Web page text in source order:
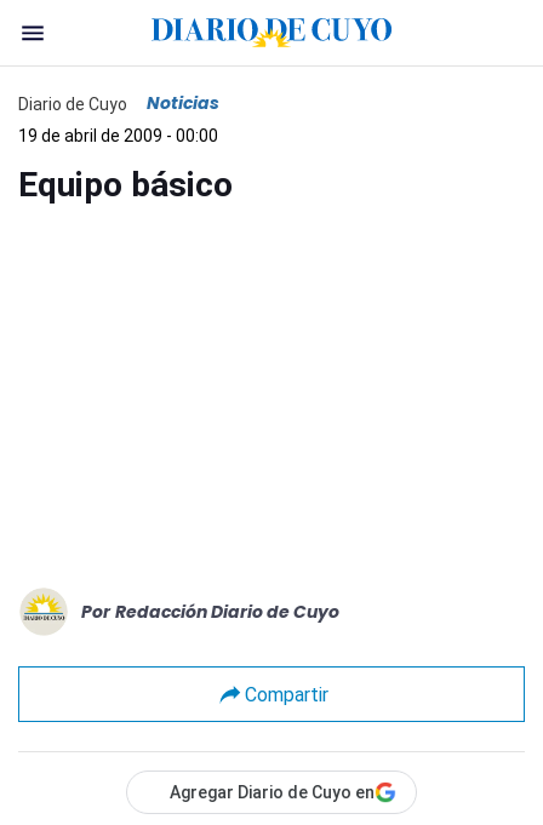
Diario de Cuyo Noticias
19 de abril de 2009 - 00:00
Equipo básico
Por Redacción Diario de Cuyo
Compartir
Agregar Diario de Cuyo en